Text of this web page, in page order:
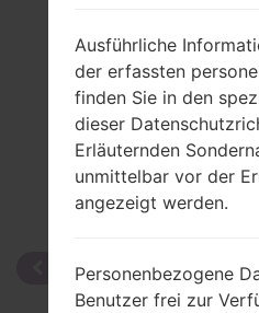
Ausführliche
der erfassten
finden Sie in den
dieser
Erläuternden
unmittelbar vor der
angezeigt werden.
Personenbezogene
Benutzer frei zur